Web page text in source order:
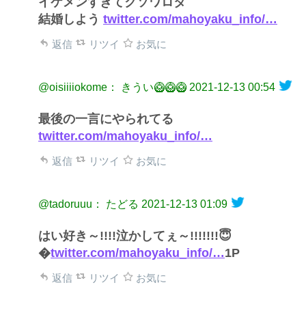
結婚しよう twitter.com/mahoyaku_info/…
返信 リツイ お気に
@oisiiiiokome： きうい🥝🥝🥝 2021-12-13 00:54
最後の一言にやられてる
twitter.com/mahoyaku_info/…
返信 リツイ お気に
@tadoruuu： たどる 2021-12-13 01:09
はい好き～!!!!泣かしてぇ～!!!!!!!😇
�twitter.com/mahoyaku_info/…1P
返信 リツイ お気に